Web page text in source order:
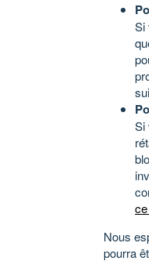
Si
Si
Nous
pourra